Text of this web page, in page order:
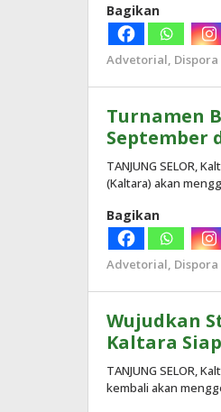
Bagikan
Advetorial
Turnamen
September
TANJUNG SELOR,
(Kaltara) akan
Bagikan
Advetorial
Wujudkan
Kaltara
TANJUNG SELOR,
kembali akan